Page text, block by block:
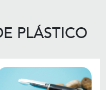
PLÁSTICO